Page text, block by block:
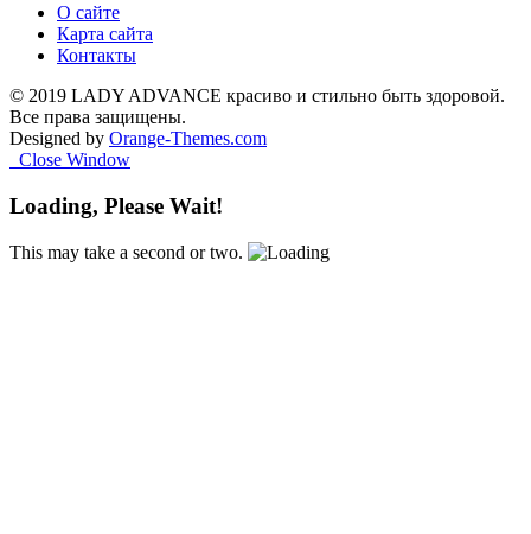
О сайте
Карта сайта
Контакты
© 2019 LADY ADVANCE красиво и стильно быть здоровой.
Все права защищены.
Designed by Orange-Themes.com
Close Window
Loading, Please Wait!
This may take a second or two.